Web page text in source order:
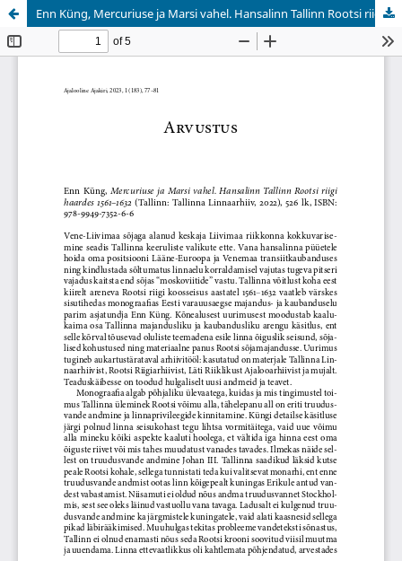
Enn Küng, Mercuriuse ja Marsi vahel. Hansalinn Tallinn Rootsi riigi haardes 1561–1632 (Inna Jürjo)